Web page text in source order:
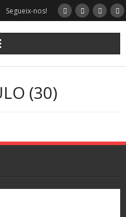
Segueix-nos!
(30)